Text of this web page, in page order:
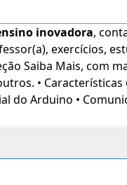
inovadora,
exercícios,
Saiba Mais, com
do Arduino •